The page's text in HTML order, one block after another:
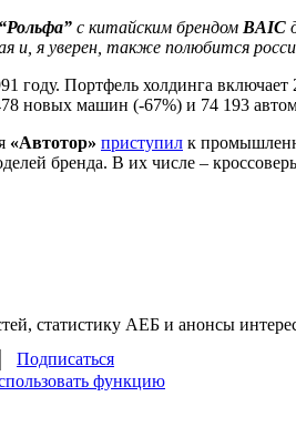
“Рольфа” с китайским брендом BAIC
и, я уверен, также полюбится
году. Портфель холдинга
новых машин (-67%) и 74 193
«Автотор» приступил к
бренда. В их числе –
статистику АЕБ и анонсы
Подписаться